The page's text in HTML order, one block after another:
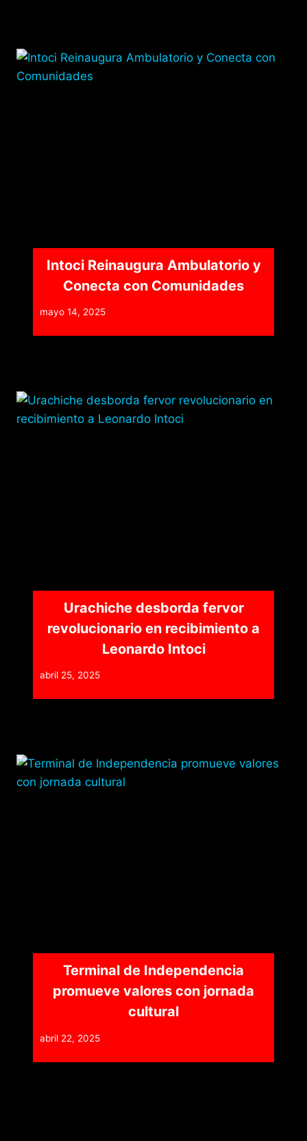
Intoci Reinaugura Ambulatorio y
Conecta con Comunidades
mayo 14, 2025
Urachiche desborda fervor
revolucionario en recibimiento a
Leonardo Intoci
abril 25, 2025
Terminal de Independencia
promueve valores con jornada
cultural
abril 22, 2025